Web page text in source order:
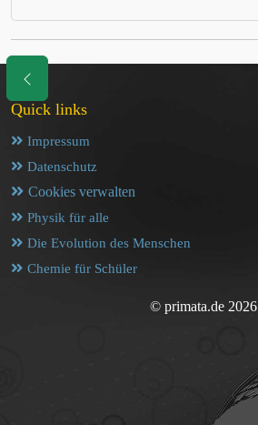
Quick links
Impressum
Datenschutz
Cookies verwalten
Physik für alle
Die Evolution des Menschen
Chemie für Schüler
© primata.de 2026